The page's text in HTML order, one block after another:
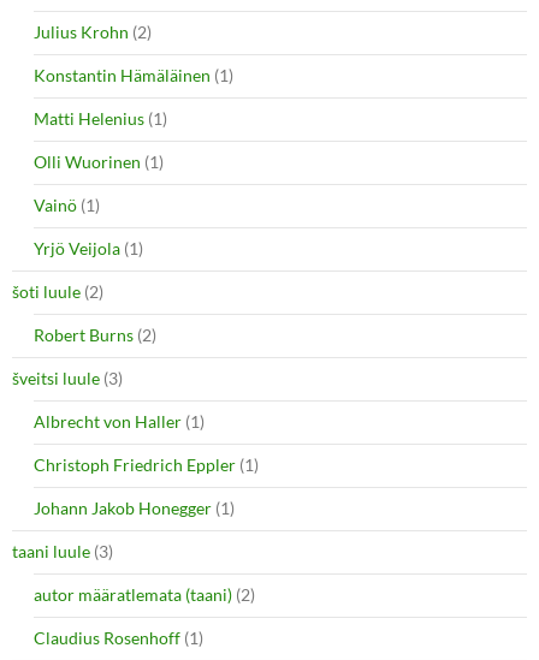
Julius Krohn (2)
Konstantin Hämäläinen (1)
Matti Helenius (1)
Olli Wuorinen (1)
Vainö (1)
Yrjö Veijola (1)
šoti luule (2)
Robert Burns (2)
šveitsi luule (3)
Albrecht von Haller (1)
Christoph Friedrich Eppler (1)
Johann Jakob Honegger (1)
taani luule (3)
autor määratlemata (taani) (2)
Claudius Rosenhoff (1)